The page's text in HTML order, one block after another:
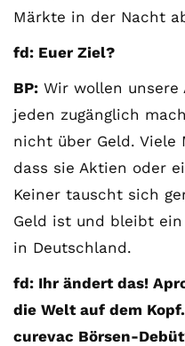
be
r
entsp
Märkte in der Nacht
fd: Euer Ziel?
BP: Wir wollen unsere
jeden zugänglich
nicht über Geld. Viele
dass sie Aktien oder
Keiner tauscht sich
Geld ist und bleibt
in Deutschland.
fd: Ihr ändert das!
die Welt auf dem
curevac Börsen-